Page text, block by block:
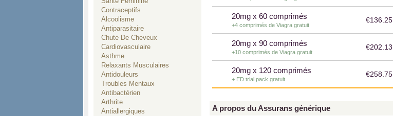
20mg x 60 comprimés
+4 comprimés de Viagra gratuit
€136.25
20mg x 90 comprimés
+10 comprimés de Viagra gratuit
€202.13
20mg x 120 comprimés
+ ED trial pack gratuit
€258.75
A propos du Assurans générique
Contraceptifs
Alcoolisme
Antiparasitaire
Chute De Cheveux
Cardiovasculaire
Asthme
Relaxants Musculaires
Antidouleurs
Troubles Mentaux
Antibactérien
Arthrite
Antiallergiques